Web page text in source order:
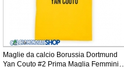
Maglie da calcio Borussia Dortmund
Yan Couto #2 Prima Maglia Femminile